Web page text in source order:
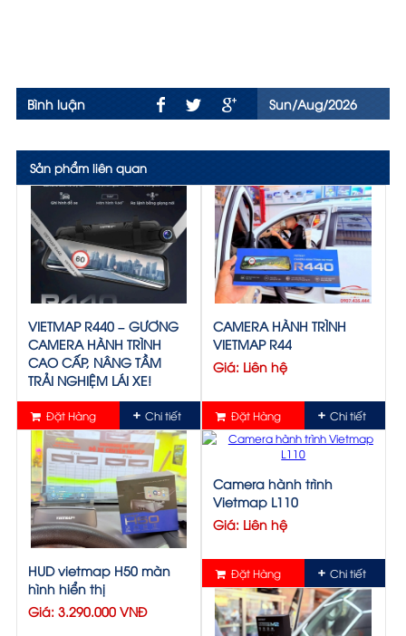
Bình luận Sun/Aug/2026
Sản phẩm liên quan
VIETMAP R440 – GƯƠNG
CAMERA HÀNH TRÌNH
CAO CẤP, NÂNG TẦM
TRẢI NGHIỆM LÁI XE!
Giá: Liên hệ
Đặt Hàng Chi tiết
CAMERA HÀNH TRÌNH
VIETMAP R44
Giá: Liên hệ
Đặt Hàng Chi tiết
HUD vietmap H50 màn
hình hiển thị
Giá: 3.290.000 VNĐ
Camera hành trình
Vietmap L110
Giá: Liên hệ
Đặt Hàng Chi tiết